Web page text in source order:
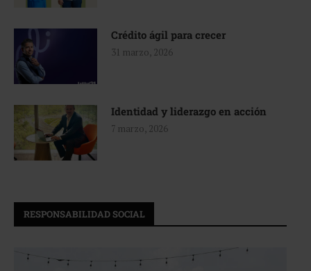
Crédito ágil para crecer
31 marzo, 2026
Identidad y liderazgo en acción
7 marzo, 2026
RESPONSABILIDAD SOCIAL